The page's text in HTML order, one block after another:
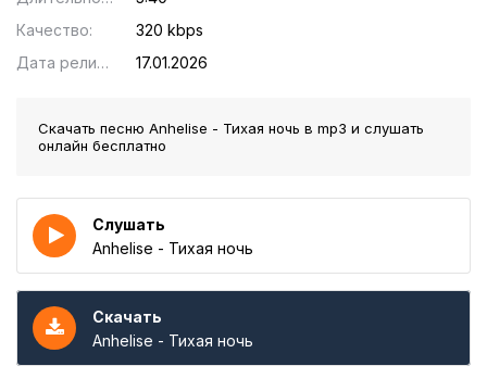
Качество:
320 kbps
Дата релиза:
17.01.2026
Скачать песню Anhelise - Тихая ночь в mp3 и слушать
онлайн бесплатно
Слушать
Anhelise - Тихая ночь
Скачать
Anhelise - Тихая ночь